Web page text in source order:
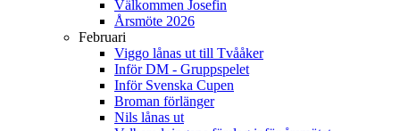
Välkommen Josefin
Årsmöte 2026
Februari
Viggo lånas ut till Tvååker
Inför DM - Gruppspelet
Inför Svenska Cupen
Broman förlänger
Nils lånas ut